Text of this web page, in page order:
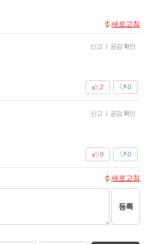
새로고침
신고 | 공감 확인
0
2
신고 | 공감 확인
0
0
새로고침
등록